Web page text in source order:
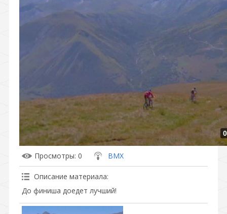
Просмотры: 0 BMX
Описание материала:
До финиша доедет лучший!